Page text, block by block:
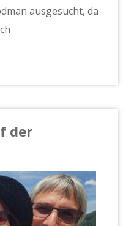
ausgesucht, da
der